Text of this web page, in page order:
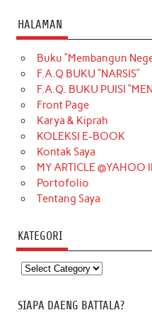
HALAMAN
Buku “Membangun
F.A.Q BUKU “NARSIS”
F.A.Q. BUKU PUISI
Front Page
Karya & Kiprah
KOLEKSI E-BOOK
Kontak Saya
MY ARTICLE @YAHOO
Portofolio
Tentang Saya
KATEGORI
Kategori
SIAPA DAENG BATTALA?